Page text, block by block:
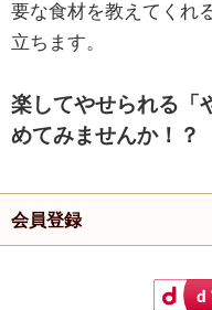
要な食材を教えてくれ
立ちます。
楽してやせられる「
めてみませんか！？
会員登録